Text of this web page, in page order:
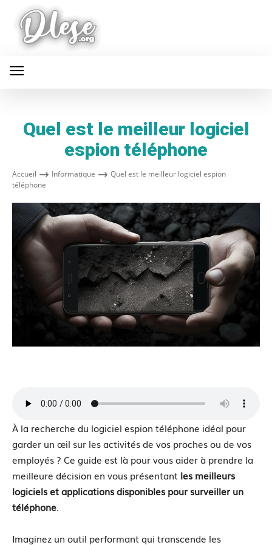
Quel est le meilleur logiciel
espion téléphone
Accueil Informatique
Quel est le meilleur logiciel espion
téléphone
À la recherche du logiciel espion téléphone idéal pour
garder un œil sur les activités de vos proches ou de vos
employés ? Ce guide est là pour vous aider à prendre la
meilleure décision en vous présentant les meilleurs
logiciels et applications disponibles pour surveiller un
téléphone.
Imaginez un outil performant qui transcende les